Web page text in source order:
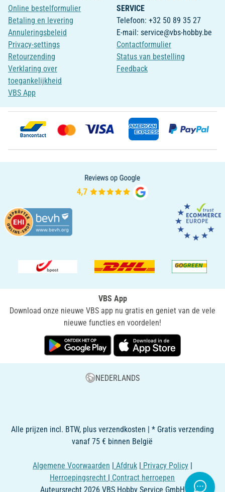
Online bestelformulier
Betaling en levering
Annuleringsbeleid
Privacy-settings
Retourzending
Verklaring over
toegankelijkheid
VBS App
SERVICE
Telefoon: +32 50 89 35 27
E-mail: service@vbs-hobby.be
Contactformulier
Status van bestelling
Feedback
VBS App
Download onze nieuwe VBS app nu gratis en geniet van de vele
nieuwe functies en voordelen!
NEDERLANDS
Alle prijzen incl. BTW, plus verzendkosten | * Gratis verzending
vanaf 75 € binnen België
Algemene Voorwaarden Afdruk Privacy Policy
Herroepingsrecht
Contract herroepen
Auteursrecht 2026 VBS Hobby Service GmbH